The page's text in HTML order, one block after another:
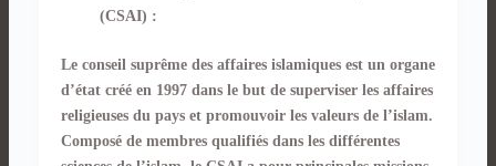
(CSAI) :
Le conseil suprême des affaires islamiques est un organe
d’état créé en 1997 dans le but de superviser les affaires
religieuses du pays et promouvoir les valeurs de l’islam.
Composé de membres qualifiés dans les différentes